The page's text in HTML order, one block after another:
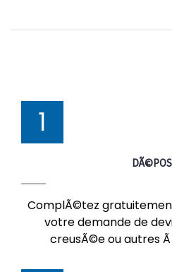
1
ComplÃ©tez
votre demande de
creusÃ©e ou autres